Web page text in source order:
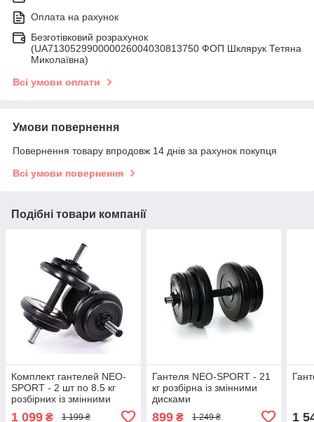
Оплата на рахунок
Безготівковий розрахунок
(UA713052990000026004030813750 ФОП Шклярук Тетяна
Миколаївна)
Всі умови оплати
Умови повернення
Повернення товару впродовж 14 днів за рахунок покупця
Всі умови повернення
Подібні товари компанії
Комплект гантелей NEO-
SPORT - 2 шт по 8.5 кг
розбірних із змінними
1 099 ₴ 1 199 ₴
Гантеля NEO-SPORT - 21
кг розбірна із змінними
дисками
899₴ 1 249 ₴ 1